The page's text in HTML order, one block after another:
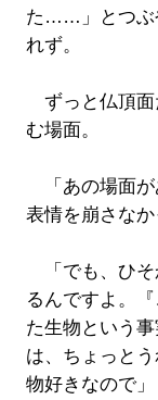
た……」とつぶ
れず。
ずっと仏頂面
む場面。
「あの場面が
表情を崩さなか
「でも、ひそ
るんですよ。
た生物という
は、ちょっと
物好きなので」